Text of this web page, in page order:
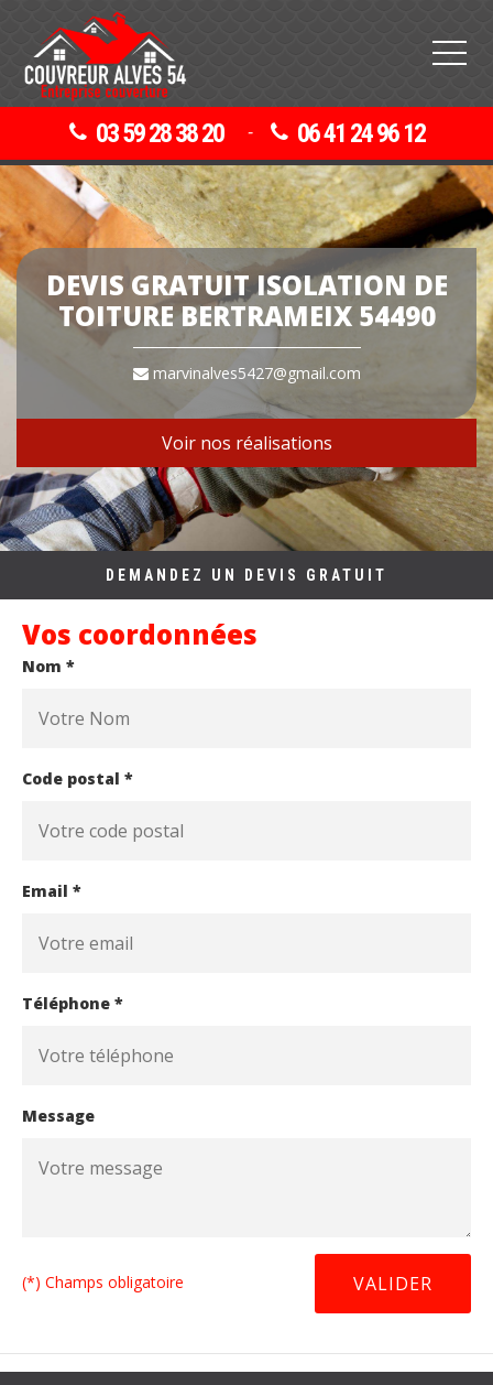
03 59 28 38 20 - 06 41 24 96 12
DEVIS GRATUIT ISOLATION DE
TOITURE BERTRAMEIX 54490
marvinalves5427@gmail.com
Voir nos réalisations
DEMANDEZ UN DEVIS GRATUIT
Vos coordonnées
Nom *
Code postal *
Email *
Téléphone *
Message
(*) Champs obligatoire